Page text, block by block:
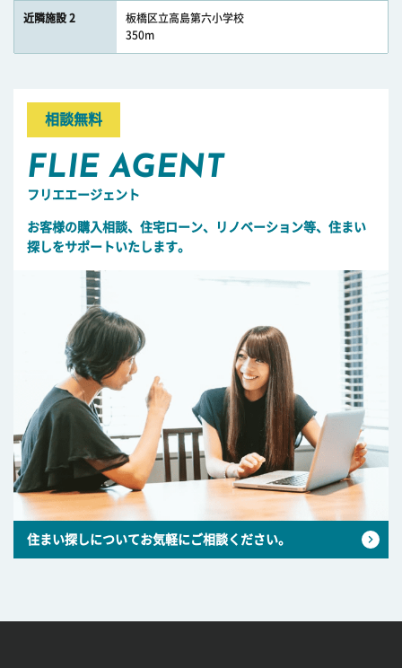
近隣施設 2
板橋区立高島第六小学校
350m
相談無料
FLIE AGENT
フリエエージェント
お客様の購入相談、住宅ローン、リノベーション等、住まい
探しをサポートいたします。
住まい探しについてお気軽にご相談ください。